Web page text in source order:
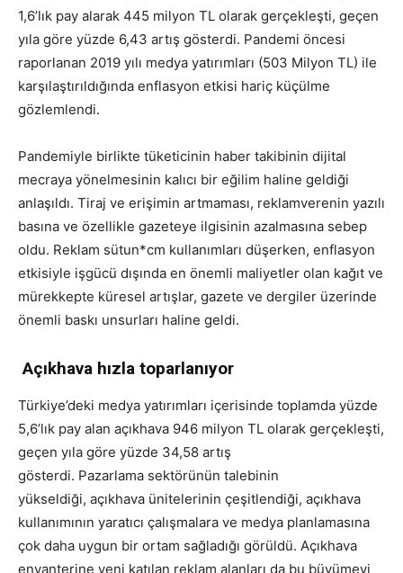
1,6’lık pay alarak 445 milyon TL olarak gerçekleşti, geçen
yıla göre yüzde 6,43 artış gösterdi. Pandemi öncesi
raporlanan 2019 yılı medya yatırımları (503 Milyon TL) ile
karşılaştırıldığında enflasyon etkisi hariç küçülme
gözlemlendi.
Pandemiyle birlikte tüketicinin haber takibinin dijital
mecraya yönelmesinin kalıcı bir eğilim haline geldiği
anlaşıldı. Tiraj ve erişimin artmaması, reklamverenin yazılı
basına ve özellikle gazeteye ilgisinin azalmasına sebep
oldu. Reklam sütun*cm kullanımları düşerken, enflasyon
etkisiyle işgücü dışında en önemli maliyetler olan kağıt ve
mürekkepte küresel artışlar, gazete ve dergiler üzerinde
önemli baskı unsurları haline geldi.
Açıkhava hızla toparlanıyor
Türkiye’deki medya yatırımları içerisinde toplamda yüzde
5,6’lık pay alan açıkhava 946 milyon TL olarak gerçekleşti,
geçen yıla göre yüzde 34,58 artış
gösterdi. Pazarlama sektörünün talebinin
yükseldiği, açıkhava ünitelerinin çeşitlendiği, açıkhava
kullanımının yaratıcı çalışmalara ve medya planlamasına
çok daha uygun bir ortam sağladığı görüldü. Açıkhava
envanterine yeni katılan reklam alanları da bu büyümeyi